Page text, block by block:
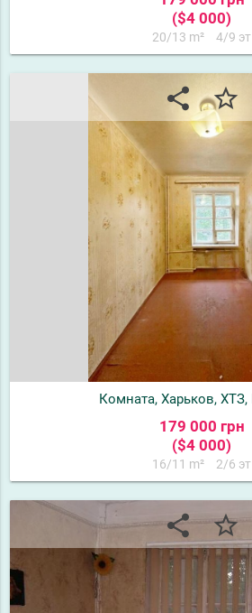
($4 000)
20/13 m² 4/9 эт
share star_border
Комната, Харьков, ХТЗ,
179 000 грн
($4 000)
16/11 m² 2/6 эт
share star_border